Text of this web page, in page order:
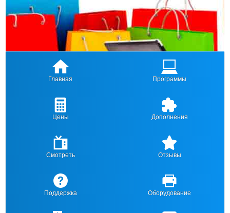
Главная Программы
Цены Дополнения
Смотреть Отзывы
Поддержка Оборудование